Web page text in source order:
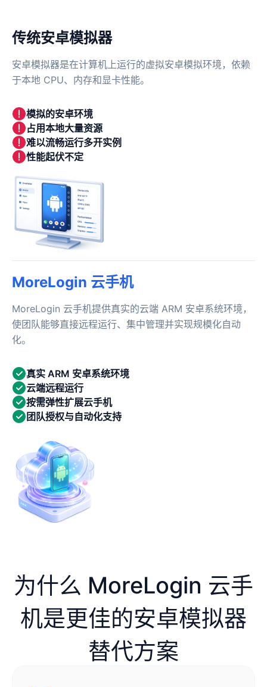
传统安卓模拟器
安卓模拟器是在计算机上运行的虚拟安卓模拟环境，依赖
于本地 CPU、内存和显卡性能。
模拟的安卓环境
占用本地大量资源
难以流畅运行多开实例
性能起伏不定
MoreLogin 云手机
MoreLogin 云手机提供真实的云端 ARM 安卓系统环境，
使团队能够直接远程运行、集中管理并实现规模化自动
化。
真实 ARM 安卓系统环境
云端远程运行
按需弹性扩展云手机
团队授权与自动化支持
为什么 MoreLogin 云手
机是更佳的安卓模拟器
替代方案